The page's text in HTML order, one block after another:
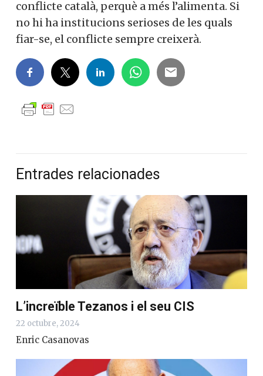
conflicte català, perquè a més l’alimenta. Si
no hi ha institucions serioses de les quals
fiar-se, el conflicte sempre creixerà.
Entrades relacionades
L’increïble Tezanos i el seu CIS
22 octubre, 2024
Enric Casanovas